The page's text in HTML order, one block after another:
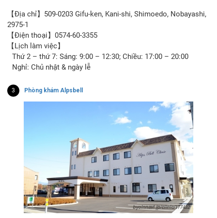
【Địa chỉ】509-0203 Gifu-ken, Kani-shi, Shimoedo, Nobayashi,
2975-1
【Điện thoại】0574-60-3355
【Lịch làm việc】
Thứ 2 – thứ 7: Sáng: 9:00 – 12:30; Chiều: 17:00 – 20:00
Nghỉ: Chủ nhật & ngày lễ
3 Phòng khám Alpsbell